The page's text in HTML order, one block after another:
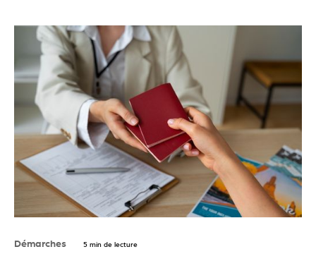
Démarches 5 min de lecture